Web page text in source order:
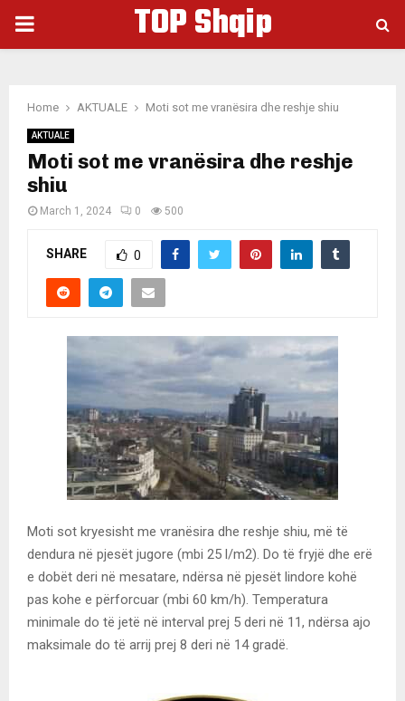
PRIMARY
TOP Shqip
Home AKTUALE Moti sot me vranësira dhe reshje shiu
AKTUALE
Moti sot me vranësira dhe reshje
shiu
March 1, 2024 0 500
SHARE 0
Moti sot kryesisht me vranësira dhe reshje shiu, më të
dendura në pjesët jugore (mbi 25 l/m2). Do të fryjë dhe erë
e dobët deri në mesatare, ndërsa në pjesët lindore kohë
pas kohe e përforcuar (mbi 60 km/h). Temperatura
minimale do të jetë në interval prej 5 deri në 11, ndërsa ajo
maksimale do të arrij prej 8 deri në 14 gradë.